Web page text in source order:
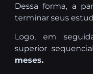
Dessa forma, a
terminar seus
Logo, em
superior
meses.